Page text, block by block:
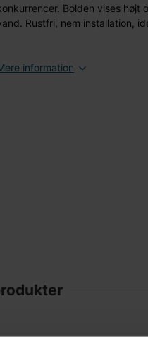
Bolden vises
Rustfri, nem installation,
information